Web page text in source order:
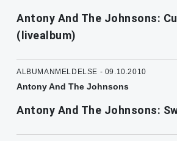
Antony And The Johnsons:
(livealbum)
ALBUMANMELDELSE - 09.10.2010
Antony And The Johnsons
Antony And The Johnsons: